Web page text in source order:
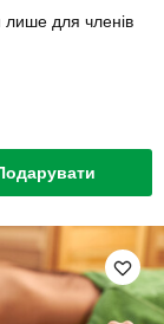
лише для членів